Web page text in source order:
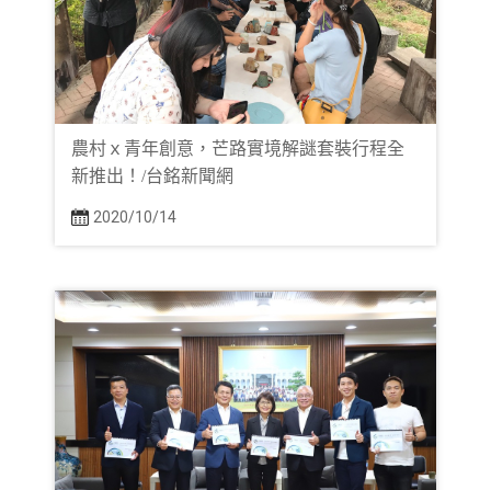
農村ｘ青年創意，芒路實境解謎套裝行程全
新推出！/台銘新聞網
2020/10/14